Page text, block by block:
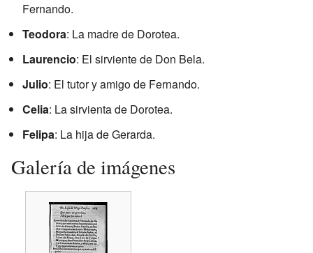
Fernando.
Teodora: La madre de Dorotea.
Laurencio: El sirviente de Don Bela.
Julio: El tutor y amigo de Fernando.
Celia: La sirvienta de Dorotea.
Felipa: La hija de Gerarda.
Galería de imágenes